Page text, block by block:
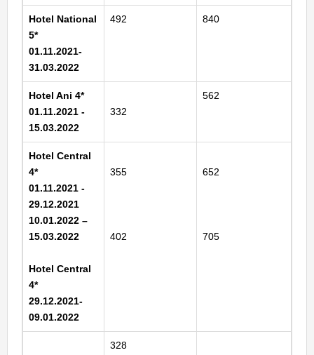
Hotel National
5*
01.11.2021-
31.03.2022
492 840
Hotel Ani 4*
01.11.2021 -
15.03.2022
332
562
Hotel Central
4*
01.11.2021 -
29.12.2021
10.01.2022 –
15.03.2022
Hotel Central
4*
29.12.2021-
09.01.2022
355
402
652
705
328